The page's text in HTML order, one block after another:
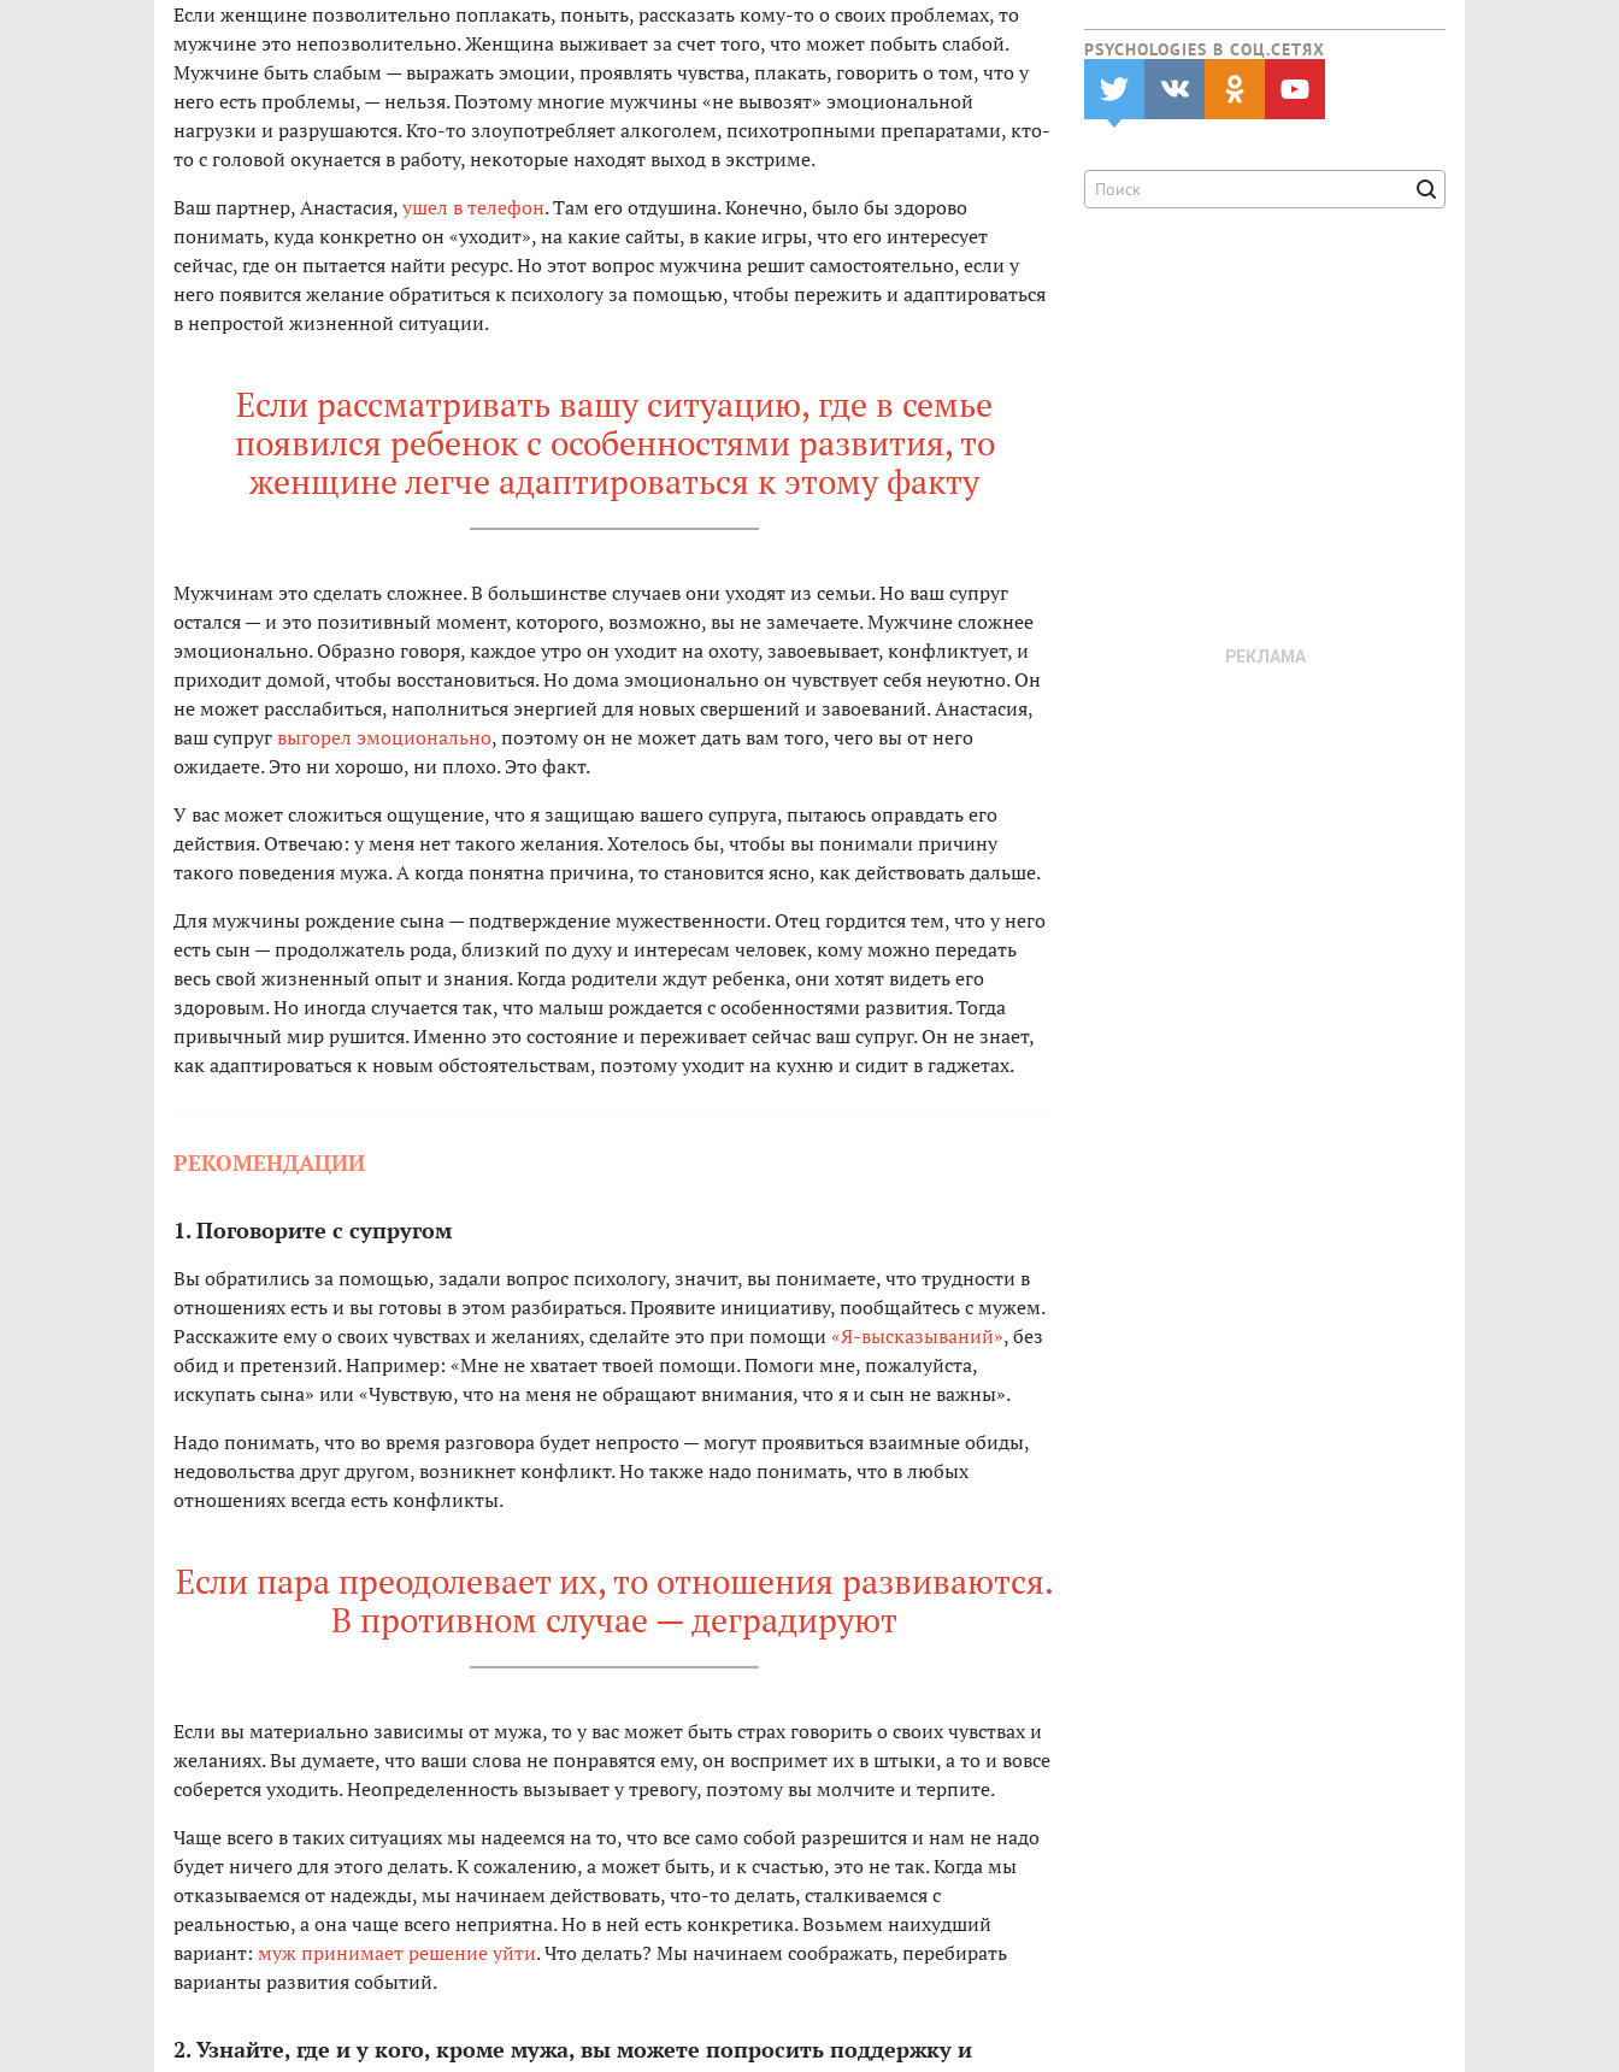
Если женщине позволительно поплакать, поныть, рассказать кому-то о своих проблемах, то
мужчине это непозволительно. Женщина выживает за счет того, что может побыть слабой.
Мужчине быть слабым — выражать эмоции, проявлять чувства, плакать, говорить о том, что у
него есть проблемы, — нельзя. Поэтому многие мужчины «не вывозят» эмоциональной
нагрузки и разрушаются. Кто-то злоупотребляет алкоголем, психотропными препаратами, кто-
то с головой окунается в работу, некоторые находят выход в экстриме.
Ваш партнер, Анастасия,ушел в телефон. Там его отдушина. Конечно, было бы здорово
понимать, куда конкретно он «уходит», на какие сайты, в какие игры, что его интересует
сейчас, где он пытается найти ресурс. Но этот вопрос мужчина решит самостоятельно, если у
него появится желание обратиться к психологу за помощью, чтобы пережить и адаптироваться
в непростой жизненной ситуации.
Если рассматривать вашу ситуацию, где в семье
появился ребенок с особенностями развития, то
женщине легче адаптироваться к этому факту
Мужчинам это сделать сложнее. В большинстве случаев они уходят из семьи. Но ваш супруг
остался — и это позитивный момент, которого, возможно, вы не замечаете. Мужчине сложнее
эмоционально. Образно говоря, каждое утро он уходит на охоту, завоевывает, конфликтует, и
приходит домой, чтобы восстановиться. Но дома эмоционально он чувствует себя неуютно. Он
не может расслабиться, наполниться энергией для новых свершений и завоеваний. Анастасия,
ваш супругвыгорел эмоционально, поэтому он не может дать вам того, чего вы от него
ожидаете. Это ни хорошо, ни плохо. Это факт.
У вас может сложиться ощущение, что я защищаю вашего супруга, пытаюсь оправдать его
действия. Отвечаю: у меня нет такого желания. Хотелось бы, чтобы вы понимали причину
такого поведения мужа. А когда понятна причина, то становится ясно, как действовать дальше.
Для мужчины рождение сына — подтверждение мужественности. Отец гордится тем, что у него
есть сын — продолжатель рода, близкий по духу и интересам человек, кому можно передать
весь свой жизненный опыт и знания. Когда родители ждут ребенка, они хотят видеть его
здоровым. Но иногда случается так, что малыш рождается с особенностями развития. Тогда
привычный мир рушится. Именно это состояние и переживает сейчас ваш супруг. Он не знает,
как адаптироваться к новым обстоятельствам, поэтому уходит на кухню и сидит в гаджетах.
РЕКОМЕНДАЦИИ
1. Поговорите с супругом
Вы обратились за помощью, задали вопрос психологу, значит, вы понимаете, что трудности в
отношениях есть и вы готовы в этом разбираться. Проявите инициативу, пообщайтесь с мужем.
Расскажите ему о своих чувствах и желаниях, сделайте это при помощи «Я-высказываний», без
обид и претензий. Например: «Мне не хватает твоей помощи. Помоги мне, пожалуйста,
искупать сына» или «Чувствую, что на меня не обращают внимания, что я и сын не важны».
Надо понимать, что во время разговора будет непросто — могут проявиться взаимные обиды,
недовольства друг другом, возникнет конфликт. Но также надо понимать, что в любых
отношениях всегда есть конфликты.
Если пара преодолевает их, то отношения развиваются.
В противном случае — деградируют
Если вы материально зависимы от мужа, то у вас может быть страх говорить о своих чувствах и
желаниях. Вы думаете, что ваши слова не понравятся ему, он воспримет их в штыки, а то и вовсе
соберется уходить. Неопределенность вызывает у тревогу, поэтому вы молчите и терпите.
Чаще всего в таких ситуациях мы надеемся на то, что все само собой разрешится и нам не надо
будет ничего для этого делать. К сожалению, а может быть, и к счастью, это не так. Когда мы
отказываемся от надежды, мы начинаем действовать, что-то делать, сталкиваемся с
реальностью, а она чаще всего неприятна. Но в ней есть конкретика. Возьмем наихудший
вариант: муж принимает решение уйти. Что делать? Мы начинаем соображать, перебирать
варианты развития событий.
2. Узнайте, где и у кого, кроме мужа, вы можете попросить поддержку и
PSYCHOLOGIES В CОЦ.СЕТЯХ